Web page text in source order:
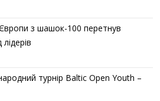
з шашок-100 перетнув
турнір Baltic Open Youth –